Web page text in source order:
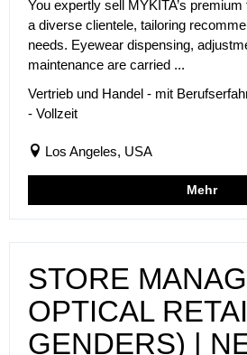
You expertly sell MYKITA’s
a diverse clientele, tailoring
needs. Eyewear dispensing,
maintenance are carried ...
Vertrieb und Handel - mit
- Vollzeit
Los Angeles, USA
Mehr
STORE
OPTICAL
GENDERS) |